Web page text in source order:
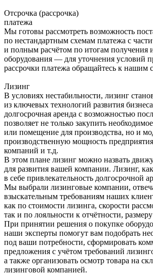
Отсрочка (рассрочка)
платежа
Мы готовы рассмотреть возможность
по нестандартным схемам платежа с
и полным расчётом по итогам получения
оборудования — для уточнения условий
рассрочки платежа обращайтесь к нашим
Лизинг
В условиях нестабильности, лизинг
из ключевых технологий развития
долгосрочная аренда с возможностью
позволяет не только закупить
или помещение для производства, но и
производственную мощность
компаний и т.д.
В этом плане лизинг можно назвать
для развития вашей компании. Лизинг, как
в себе привлекательность долгосрочной
Мы выбрали лизинговые компании,
взыскательным требованиям наших
как по стоимости лизинга, скорости
так и по лояльности к отчётности,
При принятии решения о покупке
наши эксперты помогут вам подобрать
под ваши потребности, сформировать
предложения с учётом требований
а также организовать осмотр товара на
лизинговой компанией.